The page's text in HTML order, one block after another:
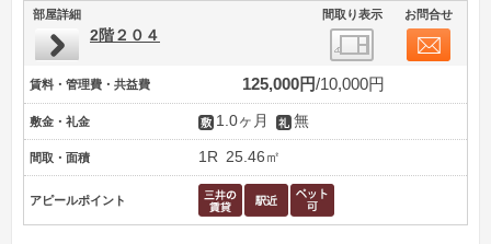
部屋詳細 間取り表示 お問合せ
2階２０４
賃料・管理費・共益費 125,000円 10,000円
敷金・礼金 1.0ヶ月 無
間取・面積 1R 25.46㎡
アピールポイント